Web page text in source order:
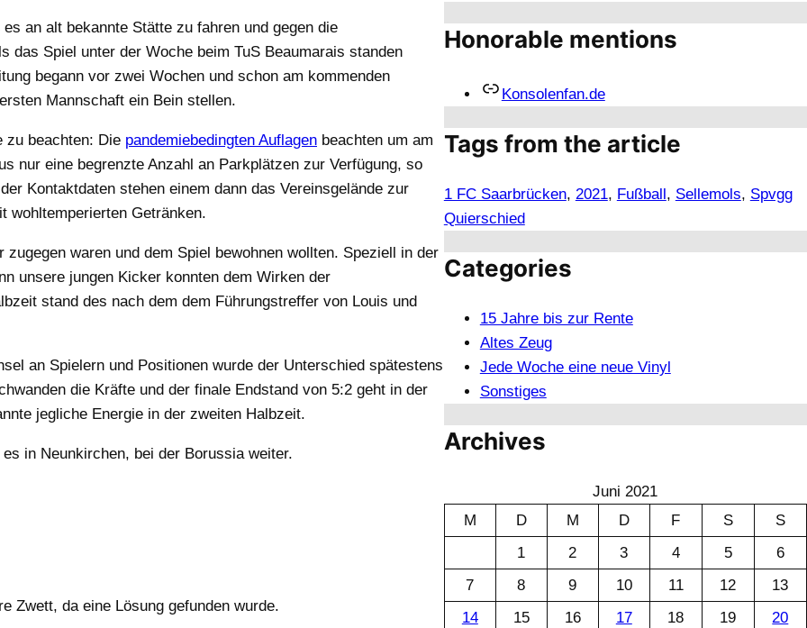
an alt bekannte Stätte zu fahren und gegen die
das Spiel unter der Woche beim TuS Beaumarais standen
begann vor zwei Wochen und schon am kommenden
Mannschaft ein Bein stellen.
zu beachten: Die pandemiebedingten Auflagen beachten um am
nur eine begrenzte Anzahl an Parkplätzen zur Verfügung, so
Kontaktdaten stehen einem dann das Vereinsgelände zur
wohltemperierten Getränken.
waren und dem Spiel bewohnen wollten. Speziell in der
unsere jungen Kicker konnten dem Wirken der
stand des nach dem dem Führungstreffer von Louis und
an Spielern und Positionen wurde der Unterschied spätestens
die Kräfte und der finale Endstand von 5:2 geht in der
jegliche Energie in der zweiten Halbzeit.
in Neunkirchen, bei der Borussia weiter.
Zwett, da eine Lösung gefunden wurde.
Honorable mentions
Konsolenfan.de
Tags from the article
1 FC Saarbrücken, 2021, Fußball , Sellemols, Spvgg
Quierschied
Categories
15 Jahre bis zur Rente
Altes Zeug
Jede Woche eine neue Vinyl
Sonstiges
Archives
Juni 2021
M
D M D F S
S
1
2 3 4 5
6
7
8 9 10 11 12
13
14
15 16 17 18 19
20